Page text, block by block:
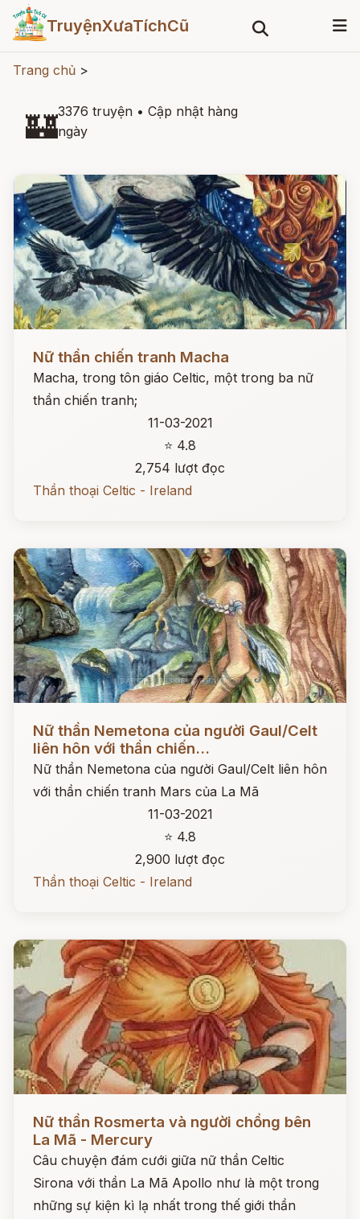
TruyệnXưaTíchCũ
Trang chủ >
🏰3376 truyện • Cập nhật hàng
ngày
Nữ thần chiến tranh Macha
Macha, trong tôn giáo Celtic, một trong ba nữ
thần chiến tranh;
11-03-2021
⭐ 4.8
2,754 lượt đọc
Thần thoại Celtic - Ireland
Nữ thần Nemetona của người Gaul/Celt
liên hôn với thần chiến...
Nữ thần Nemetona của người Gaul/Celt liên hôn
với thần chiến tranh Mars của La Mã
11-03-2021
⭐ 4.8
2,900 lượt đọc
Thần thoại Celtic - Ireland
Nữ thần Rosmerta và người chồng bên
La Mã - Mercury
Câu chuyện đám cưới giữa nữ thần Celtic
Sirona với thần La Mã Apollo như là một trong
những sự kiện kì lạ nhất trong thế giới thần